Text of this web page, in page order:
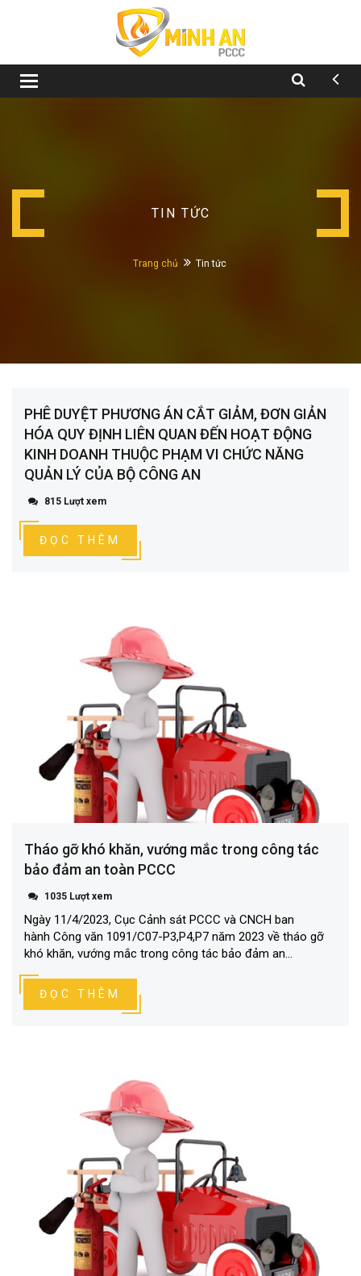
Toggle
navigation
TIN TỨC
Trang chủ Tin tức
PHÊ DUYỆT PHƯƠNG ÁN CẮT GIẢM, ĐƠN GIẢN
HÓA QUY ĐỊNH LIÊN QUAN ĐẾN HOẠT ĐỘNG
KINH DOANH THUỘC PHẠM VI CHỨC NĂNG
QUẢN LÝ CỦA BỘ CÔNG AN
815 Lượt xem
ĐỌC THÊM
Tháo gỡ khó khăn, vướng mắc trong công tác
bảo đảm an toàn PCCC
1035 Lượt xem
Ngày 11/4/2023, Cục Cảnh sát PCCC và CNCH ban
hành Công văn 1091/C07-P3,P4,P7 năm 2023 về tháo gỡ
khó khăn, vướng mắc trong công tác bảo đảm an...
ĐỌC THÊM